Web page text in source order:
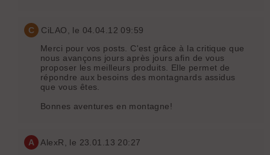
C CiLAO, le 04.04.12 09:59
Merci pour vos posts. C'est grâce à la critique que
nous avançons jours après jours afin de vous
proposer les meilleurs produits. Elle permet de
répondre aux besoins des montagnards assidus
que vous êtes.
Bonnes aventures en montagne!
A AlexR, le 23.01.13 20:27